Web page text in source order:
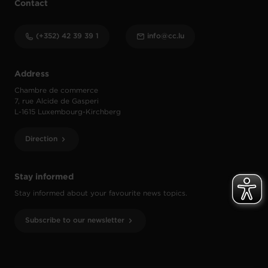
Stay informed
Stay informed about your favourite news topics.
Subscribe to our newsletter
Address
Chambre de commerce
7, rue Alcide de Gasperi
L-1615 Luxembourg-Kirchberg
Direction
Contact
(+352) 42 39 39 1 info@cc.lu